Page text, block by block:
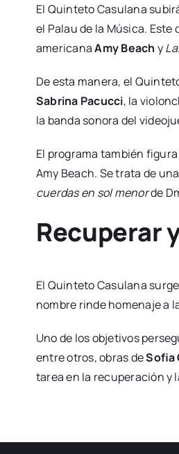
El Quin­te­to Casu­la­na
el Palau de la Músi­ca.
ame­ri­ca­naAmy Beach y
De esta mane­ra, el
Sabri­na Pacuc­ci, la
la ban­da sono­ra del
El pro­gra­ma tam­bién figu­ra
Amy Beach. Se tra­ta de
cuer­das en sol menorde
Recuperar
El Quin­te­to Casu­la­na
nom­bre rin­de home­na­je a
Uno de los obje­ti­vos
entre otros, obras deSofia
tarea en la recu­pe­ra­ción y